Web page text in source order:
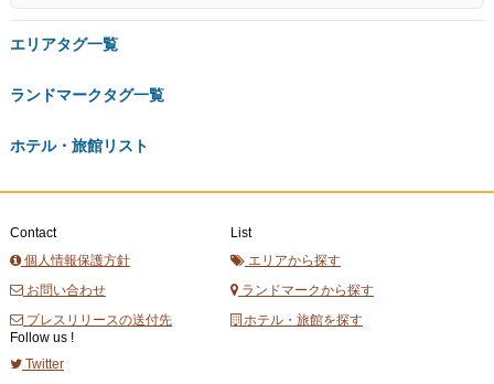
エリアタグ一覧
ランドマークタグ一覧
ホテル・旅館リスト
Contact
個人情報保護方針
お問い合わせ
プレスリリースの送付先
List
エリアから探す
ランドマークから探す
ホテル・旅館を探す
Follow us !
Twitter